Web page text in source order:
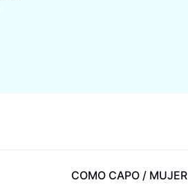
205,1 mil
COMO CAPO / MUJER